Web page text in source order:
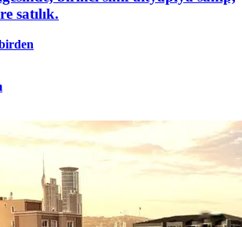
satılık.